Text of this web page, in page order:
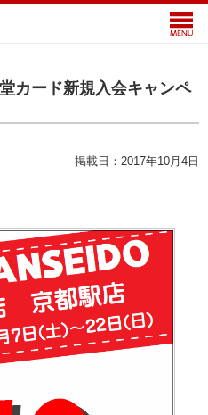
カード新規入会キャンペ
掲載日：2017年10月4日